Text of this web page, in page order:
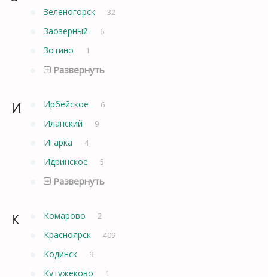
Зеленогорск 32
Заозерный 6
Зотино 1
Развернуть
И Ирбейское 6
Иланский 9
Игарка 4
Идринское 5
Развернуть
К Комарово 2
Красноярск 409
Кодинск 9
Кутужеково 1